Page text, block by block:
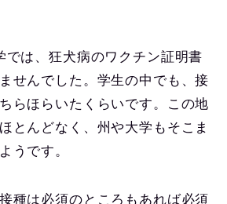
では、狂犬病のワクチン証明書
せんでした。学生の中でも、接
らほらいたくらいです。この地
とんどなく、州や大学もそこま
うです。
種は必須のところもあれば必須